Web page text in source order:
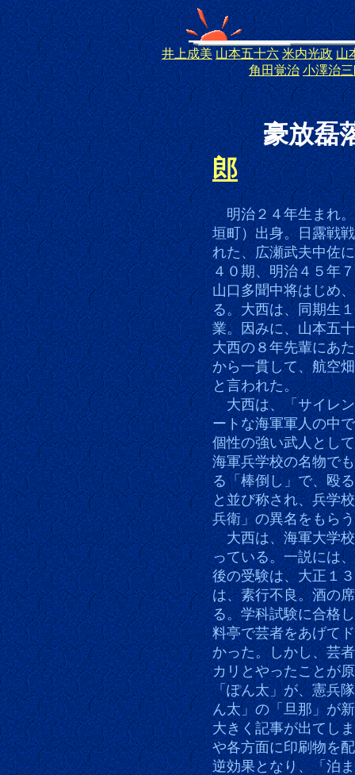
井上成美 山本五十六 米内光政 山
角田覚治 小澤治
海軍兵学
豪放
郎
明治２４年生まれ。
垣町）出身。日露戦
れた、広瀬武夫中佐
４０期、明治４５年
山口多聞中将はじめ
る。大西は、同期生
業。因みに、山本五
大西の８年先輩にあ
から一貫して、航空
と言われた。
大西は、「サイレン
ートな海軍軍人の中
個性の強い武人とし
海軍兵学校の名物で
る「棒倒し」で、殴
と並び称され、兵学
兵衛」の異名をもら
大西は、海軍大学校
っている。一説には
後の受験は、大正１
は、素行不良。酒の
る。学科試験に合格
料亭で芸者をあげて
かった。しかし、芸
カリとやったことが
「ぽん太」が、憲兵
ん太」の「旦那」が
大きく記事が出てし
や各方面に印刷物を
逆効果となり、「泊